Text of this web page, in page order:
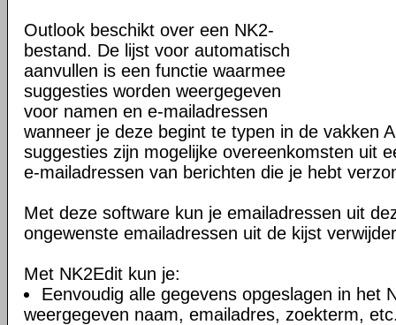
Outlook beschikt over een NK2-
bestand. De lijst voor automatisch
aanvullen is een functie waarmee
suggesties worden weergegeven
voor namen en e-mailadressen
wanneer je deze begint te typen in de vakken
suggesties zijn mogelijke overeenkomsten uit
e-mailadressen van berichten die je hebt
Met deze software kun je emailadressen uit
ongewenste emailadressen uit de kijst
Met NK2Edit kun je:
Eenvoudig alle gegevens opgeslagen in het
weergegeven naam, emailadres, zoekterm,